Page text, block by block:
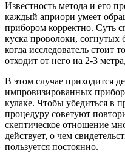
Известность метода и его
каждый априори умеет
прибором корректно. Суть
куска проволоки, согнутых
когда исследователь стоит
отходит от него на 2-3
В этом случае приходится
импровизированных
кулаке. Чтобы убедиться в
процедуру советуют
скептическое отношение
действует, о чем
пользуется постоянно.